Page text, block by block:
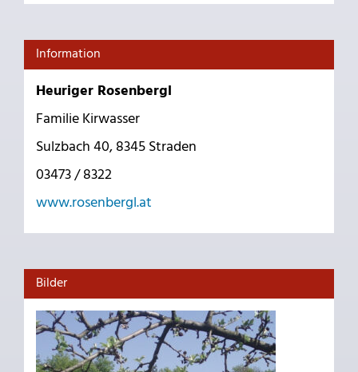
Information
Heuriger Rosenbergl
Familie Kirwasser
Sulzbach 40, 8345 Straden
03473 / 8322
www.rosenbergl.at
Bilder